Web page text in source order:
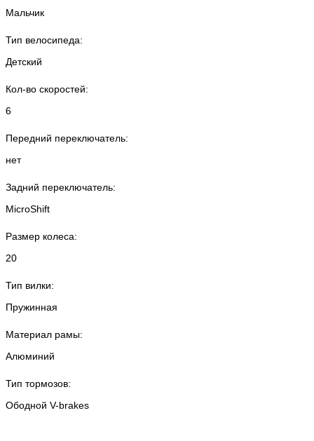
Мальчик
Тип велосипеда:
Детский
Кол-во скоростей:
6
Передний переключатель:
нет
Задний переключатель:
MicroShift
Размер колеса:
20
Тип вилки:
Пружинная
Материал рамы:
Алюминий
Тип тормозов:
Ободной V-brakes